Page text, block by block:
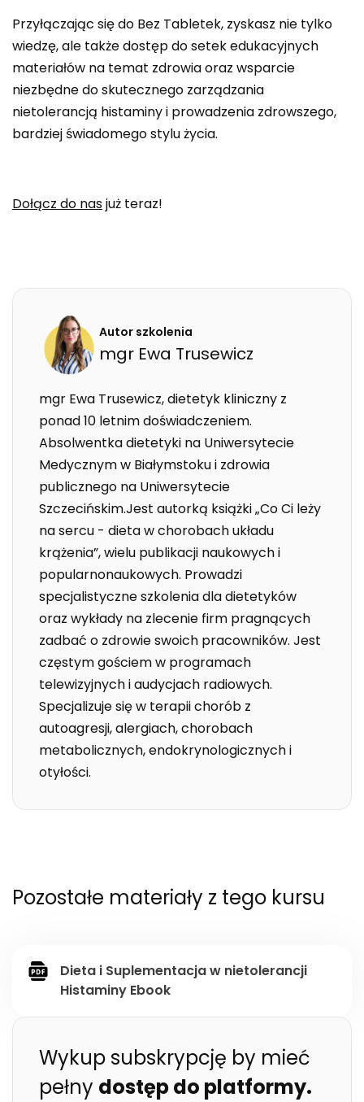
Przyłączając się do Bez Tabletek, zyskasz nie tylko
wiedzę, ale także dostęp do setek edukacyjnych
materiałów na temat zdrowia oraz wsparcie
niezbędne do skutecznego zarządzania
nietolerancją histaminy i prowadzenia zdrowszego,
bardziej świadomego stylu życia.
Dołącz do nasjuż teraz!
Autor szkolenia
mgr Ewa Trusewicz
mgr Ewa Trusewicz, dietetyk kliniczny z
ponad 10 letnim doświadczeniem.
Absolwentka dietetyki na Uniwersytecie
Medycznym w Białymstoku i zdrowia
publicznego na Uniwersytecie
Szczecińskim.Jest autorką książki „Co Ci leży
na sercu - dieta w chorobach układu
krążenia”, wielu publikacji naukowych i
popularnonaukowych. Prowadzi
specjalistyczne szkolenia dla dietetyków
oraz wykłady na zlecenie firm pragnących
zadbać o zdrowie swoich pracowników. Jest
częstym gościem w programach
telewizyjnych i audycjach radiowych.
Specjalizuje się w terapii chorób z
autoagresji, alergiach, chorobach
metabolicznych, endokrynologicznych i
otyłości.
Pozostałe materiały z tego kursu
Dieta i Suplementacja w nietolerancji
Histaminy Ebook
Wykup subskrypcję by mieć
pełny dostęp do platformy.